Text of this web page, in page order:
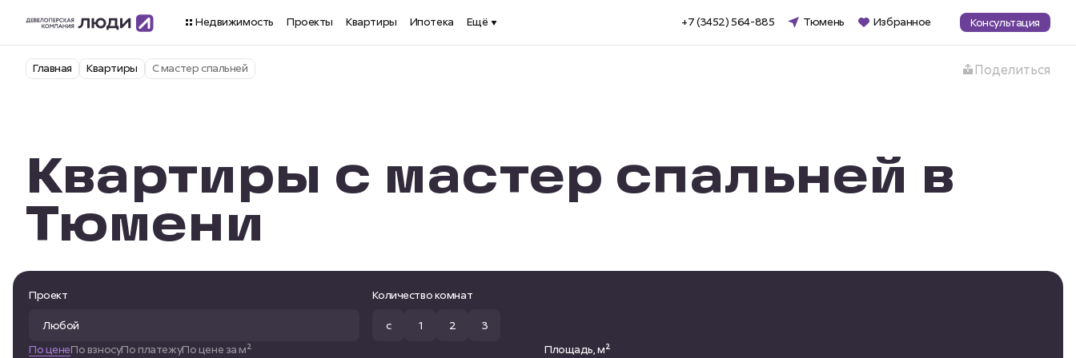
Недвижимость Проекты Квартиры Ипотека Ещё +7 (3452) 564-885 Тюмень Избранное Консультация
Главная Квартиры С мастер спальней Поделиться
Квартиры с мастер спальней в
Тюмени
Проект
По ценеПо взносуПо платежуПо цене за м² Площадь, м²
Количество комнат
с 1 2 3